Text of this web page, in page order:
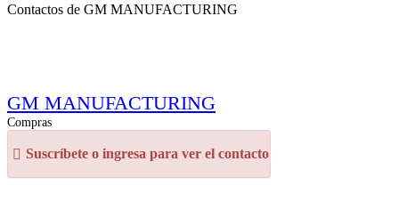
Contactos de GM MANUFACTURING
GM MANUFACTURING
Compras
Suscríbete o ingresa para ver el contacto